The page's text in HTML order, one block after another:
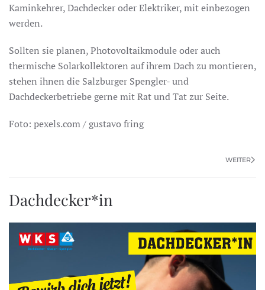
Kaminkehrer, Dachdecker oder Elektriker, mit einbezogen
werden.
Sollten sie planen, Photovoltaikmodule oder auch
thermische Solarkollektoren auf ihrem Dach zu montieren,
stehen ihnen die Salzburger Spengler- und
Dachdeckerbetriebe gerne mit Rat und Tat zur Seite.
Foto: pexels.com / gustavo fring
WEITER
Dachdecker*in